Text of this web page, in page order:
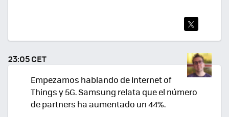
TEA
R
23:05 CET
Empezamos hablando de Internet of
Things y 5G. Samsung relata que el número
de partners ha aumentado un 44%.